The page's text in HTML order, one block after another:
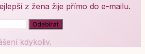
z žena žije přímo do e-mailu.
Odebírat
kdykoliv.